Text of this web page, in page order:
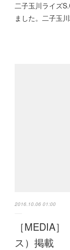
二子玉川ライズ
ました。二子玉
2016.10.06 01:00
［MEDIA
ス）掲載